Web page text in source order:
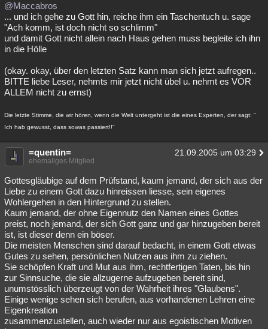
@Maccabros
... und ich gehe zu Gott hin, reiche ihm ein Taschentuch u. sage
"Ach komm, ist doch nicht so schlimm"
und damit Gott nicht allein nach Haus gehen muss begleite ich ihn
in die Hölle
(okay. okay, über den letzten Satz kann man sich jetzt aufregen..
BITTE liebe Leser, nehmts mir jetzt nicht übel u. nehmt es VOR
ALLEM nicht zu ernst)
Die letzte Stimme, die wir hören, wenn die Welt untergeht ist die eines Experten, der sagt: "
Ich hab gewusst, dass sowas passiert!!"
=quentin= 21.09.2005 um 03:29
ehemaliges Mitglied
Gottesgläubige auf dem Prüfstand, kaum jemand, der sich aus der
Liebe zu einem Gott dazu hinreissen liesse, sein eigenes
Wohlergehen in den Hintergrund zu stellen.
Kaum jemand, der ohne Eigennutz den Namen eines Gottes
preist, noch jemand, der sich Gott ganz und gar hinzugeben bereit
ist, ist dieser denn ein böser.
Die meisten Menschen sind darauf bedacht, in einem Gott etwas
Gutes zu sehen, persönlichen Nutzen aus ihm zu ziehen.
Sie schöpfen Kraft und Mut aus ihm, rechtfertigen Taten, bis hin
zur Sinnsuche, die sie allzugerne aufzugeben bereit sind,
unumstösslich überzeugt von der Wahrheit ihres "Glaubens".
Einige wenige sehen sich berufen, aus vorhandenen Lehren eine
Eigenkreation
zusammenzustellen, auch wieder nur aus egoistischen Motiven